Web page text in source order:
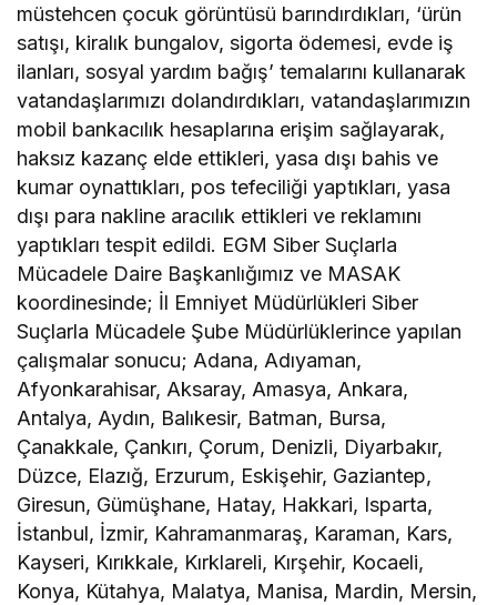
müstehcen çocuk görüntüsü barındırdıkları, ‘ürün
satışı, kiralık bungalov, sigorta ödemesi, evde iş
ilanları, sosyal yardım bağış’ temalarını kullanarak
vatandaşlarımızı dolandırdıkları, vatandaşlarımızın
mobil bankacılık hesaplarına erişim sağlayarak,
haksız kazanç elde ettikleri, yasa dışı bahis ve
kumar oynattıkları, pos tefeciliği yaptıkları, yasa
dışı para nakline aracılık ettikleri ve reklamını
yaptıkları tespit edildi. EGM Siber Suçlarla
Mücadele Daire Başkanlığımız ve MASAK
koordinesinde; İl Emniyet Müdürlükleri Siber
Suçlarla Mücadele Şube Müdürlüklerince yapılan
çalışmalar sonucu; Adana, Adıyaman,
Afyonkarahisar, Aksaray, Amasya, Ankara,
Antalya, Aydın, Balıkesir, Batman, Bursa,
Çanakkale, Çankırı, Çorum, Denizli, Diyarbakır,
Düzce, Elazığ, Erzurum, Eskişehir, Gaziantep,
Giresun, Gümüşhane, Hatay, Hakkari, Isparta,
İstanbul, İzmir, Kahramanmaraş, Karaman, Kars,
Kayseri, Kırıkkale, Kırklareli, Kırşehir, Kocaeli,
Konya, Kütahya, Malatya, Manisa, Mardin, Mersin,